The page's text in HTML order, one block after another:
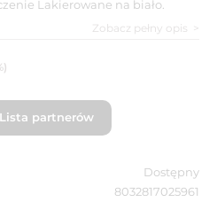
Lakierowane na biało.
Zobacz pełny opis
Lista partnerów
Dostępny
8032817025961